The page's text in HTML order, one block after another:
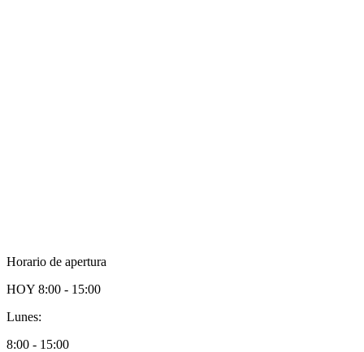
Horario de apertura
HOY 8:00 - 15:00
Lunes:
8:00 - 15:00